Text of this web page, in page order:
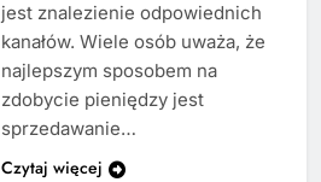
jest znalezienie odpowiednich
kanałów. Wiele osób uważa, że
najlepszym sposobem na
zdobycie pieniędzy jest
sprzedawanie…
Czytaj więcej